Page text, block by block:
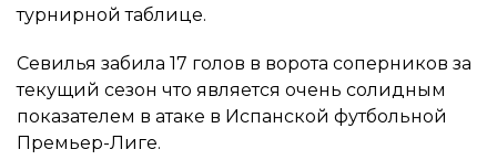
турнирной таблице.
Севилья забила 17 голов в ворота соперников за
текущий сезон что является очень солидным
показателем в атаке в Испанской футбольной
Премьер-Лиге.